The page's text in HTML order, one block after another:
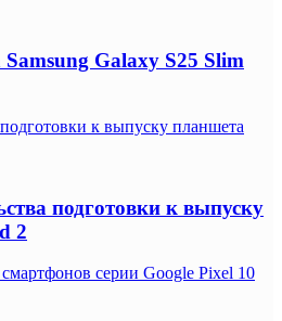
Galaxy S25 Slim
к выпуску планшета
подготовки к выпуску
2
серии Google Pixel 10